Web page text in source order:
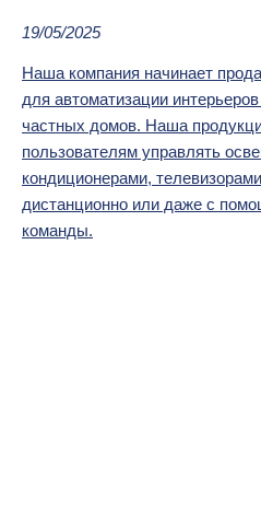
19/05/2025
Наша компания начинает
для автоматизации
частных домов. Наша
пользователям управлять
кондиционерами,
дистанционно или даже с
команды.